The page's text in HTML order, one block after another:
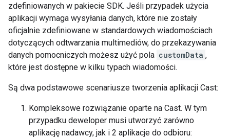
zdefiniowanych w pakiecie SDK. Jeśli przypadek użycia
aplikacji wymaga wysyłania danych, które nie zostały
oficjalnie zdefiniowane w standardowych wiadomościach
dotyczących odtwarzania multimediów, do przekazywania
danych pomocniczych możesz użyć pola customData ,
które jest dostępne w kilku typach wiadomości.
Są dwa podstawowe scenariusze tworzenia aplikacji Cast:
Kompleksowe rozwiązanie oparte na Cast. W tym
przypadku deweloper musi utworzyć zarówno
aplikację nadawcy, jak i 2 aplikacje do odbioru: